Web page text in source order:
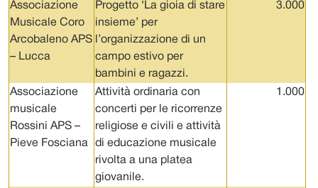
Associazione
Musicale Coro
Arcobaleno APS
– Lucca
Progetto ‘La gioia di stare
insieme’ per
l’organizzazione di un
campo estivo per
bambini e ragazzi.
3.000
Associazione
musicale
Rossini APS –
Pieve Fosciana
Attività ordinaria con
concerti per le ricorrenze
religiose e civili e attività
di educazione musicale
rivolta a una platea
giovanile.
1.000